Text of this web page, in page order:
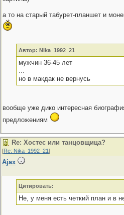
а то на старый табурет-планшет и
Автор: Nika_1992_21
мужчин 36-45 лет
...
но в макдак не вернусь
вообще уже дико интересная
предложениям
Re: Хостес или танцовщица?
[Re: Nika_1992_21]
Ajax
Цитировать:
Не, у меня есть четкий план и в